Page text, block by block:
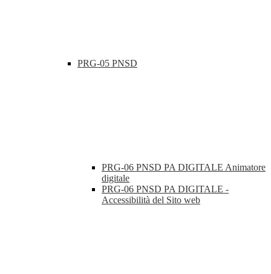
PRG-05 PNSD
PRG-06 PNSD PA DIGITALE Animatore
digitale
PRG-06 PNSD PA DIGITALE -
Accessibilità del Sito web